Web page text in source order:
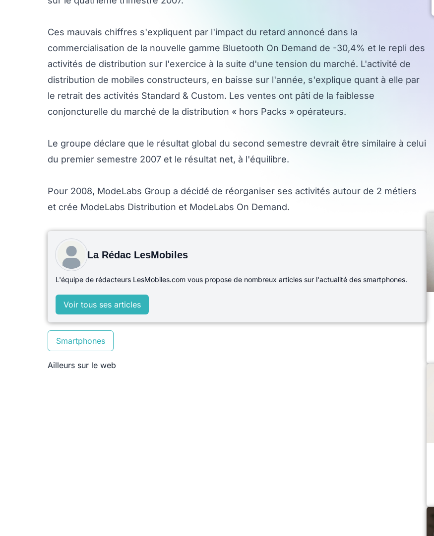
Ces mauvais chiffres s'expliquent par l'impact du retard annoncé dans la
commercialisation de la nouvelle gamme Bluetooth On Demand de -30,4% et le repli des
activités de distribution sur l'exercice à la suite d'une tension du marché. L'activité de
distribution de mobiles constructeurs, en baisse sur l'année, s'explique quant à elle par
le retrait des activités Standard & Custom. Les ventes ont pâti de la faiblesse
conjoncturelle du marché de la distribution « hors Packs » opérateurs.
Le groupe déclare que le résultat global du second semestre devrait être similaire à celui
du premier semestre 2007 et le résultat net, à l'équilibre.
Pour 2008, ModeLabs Group a décidé de réorganiser ses activités autour de 2 métiers
et crée ModeLabs Distribution et ModeLabs On Demand.
La Rédac LesMobiles
L'équipe de rédacteurs LesMobiles.com vous propose de nombreux articles sur l'actualité des smartphones.
Voir tous ses articles
Smartphones
Ailleurs sur le web